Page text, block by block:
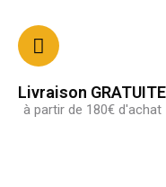
Livraison GRATUITE
à partir de 180€ d'achat